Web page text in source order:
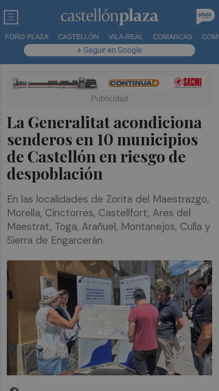
FORO PLAZA CASTELLÓN VILA-REAL COMARCAS
+ Seguir en Google
La Generalitat acondiciona
senderos en 10 municipios
de Castellón en riesgo de
despoblación
En las localidades de Zorita del Maestrazgo,
Morella, Cinctorres, Castellfort, Ares del
Maestrat, Toga, Arañuel, Montanejos, Culla y
Sierra de Engarcerán